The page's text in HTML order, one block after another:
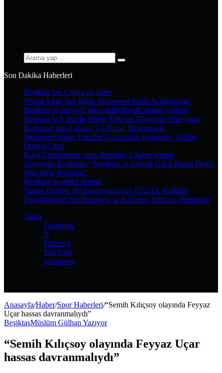
Arama
Son Dakika Haberleri
Beşiktaş’tan Çekya’da zafer
Serdal Adalı’dan ilginç Mohamed Salah Açıklamaları
Beşiktaş’ın play-off’taki rakibi büyük ölçüde netleşti
Beşiktaş’ta Yıllardır Süren Tüketim Döngüsü: Süleyman
Korkmaz’dan Çarpıcı ‘La Nona’ Benzetmesi
Mohamed Salah Transfer Gündemini Karıştırdı, Tatilde
Ortaya Çıktı!
Kaya Çilingiroğlu’ndan Beşiktaş’a Salah tepkisi
Süleyman Korkmaz: “Beşiktaş’ın Gerçek Gücü Parası Değil,
Mücadele Ruhudur”
Beşiktaş’ın rakibi netleşti
Yunan Derbisi: 90 Şampiyonluğun 82’si Üç Kulüpte
Panathinaikos’ta Obradovic’in Kadrosu: Yabancı Denklemi
Takip
Facebook
X
Pinterest
YouTube
Instagram
Anasayfa/Haber/Spor Haberleri/“Semih Kılıçsoy olayında Feyyaz
Uçar hassas davranmalıydı”
BeşiktaşMüslüm Gülhan Yazıyor
“Semih Kılıçsoy olayında Feyyaz Uçar
hassas davranmalıydı”